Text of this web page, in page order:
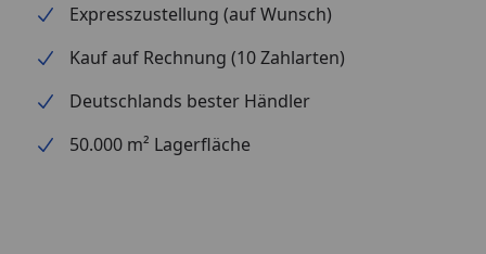
Expresszustellung (auf Wunsch)
Kauf auf Rechnung (10 Zahlarten)
Deutschlands bester Händler
50.000 m² Lagerfläche